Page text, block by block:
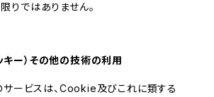
りではありません。
ー）その他の技術の利用
のサービスは、Cookie及びこれに類する